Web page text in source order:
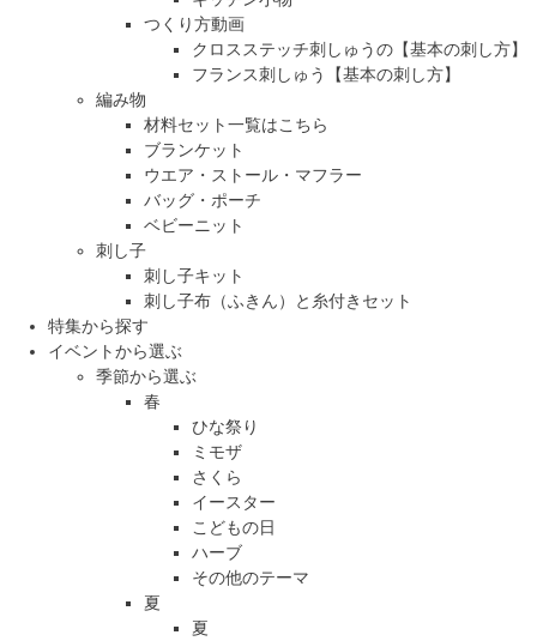
つくり方動画
クロスステッチ刺しゅうの【基本の刺し方】
フランス刺しゅう【基本の刺し方】
編み物
材料セット一覧はこちら
ブランケット
ウエア・ストール・マフラー
バッグ・ポーチ
ベビーニット
刺し子
刺し子キット
刺し子布（ふきん）と糸付きセット
特集から探す
イベントから選ぶ
季節から選ぶ
春
ひな祭り
ミモザ
さくら
イースター
こどもの日
ハーブ
その他のテーマ
夏
夏